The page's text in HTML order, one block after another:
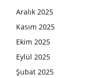
Aralık 2025
Kasım 2025
Ekim 2025
Eylül 2025
Şubat 2025